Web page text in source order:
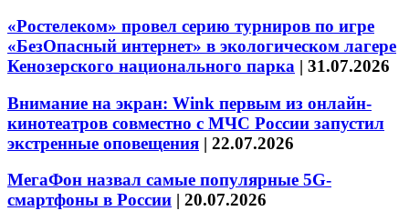
«Ростелеком» провел серию турниров по игре
«БезОпасный интернет» в экологическом лагере
Кенозерского национального парка | 31.07.2026
Внимание на экран: Wink первым из онлайн-
кинотеатров совместно с МЧС России запустил
экстренные оповещения | 22.07.2026
МегаФон назвал самые популярные 5G-
смартфоны в России | 20.07.2026